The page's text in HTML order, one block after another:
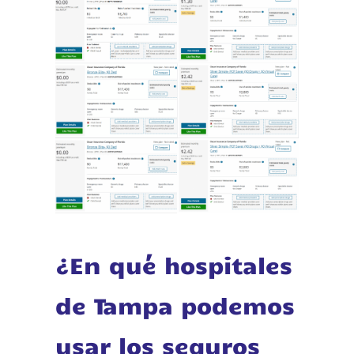
¿En qué hospitales
de Tampa podemos
usar los seguros